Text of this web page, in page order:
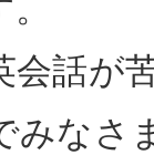
会話が
みなさ